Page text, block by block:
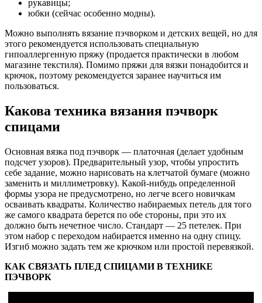
рукавицы;
юбки (сейчас особенно модны).
Можно выполнять вязание пэчворком и детских вещей, но для
этого рекомендуется использовать специальную
гипоаллергенную пряжу (продается практически в любом
магазине текстиля). Помимо пряжи для вязки понадобится и
крючок, поэтому рекомендуется заранее научиться им
пользоваться.
Какова техника вязания пэчворк
спицами
Основная вязка под пэчворк — платочная (делает удобным
подсчет узоров). Предварительный узор, чтобы упростить
себе задание, можно нарисовать на клетчатой бумаге (можно
заменить и миллиметровку). Какой-нибудь определенной
формы узора не предусмотрено, но легче всего новичкам
осваивать квадраты. Количество набираемых петель для того
же самого квадрата берется по обе стороны, при это их
должно быть нечетное число. Стандарт — 25 петелек. При
этом набор с переходом набирается именно на одну спицу.
Изгиб можно задать тем же крючком или простой перевязкой.
КАК СВЯЗАТЬ ПЛЕД СПИЦАМИ В ТЕХНИКЕ
ПЭЧВОРК